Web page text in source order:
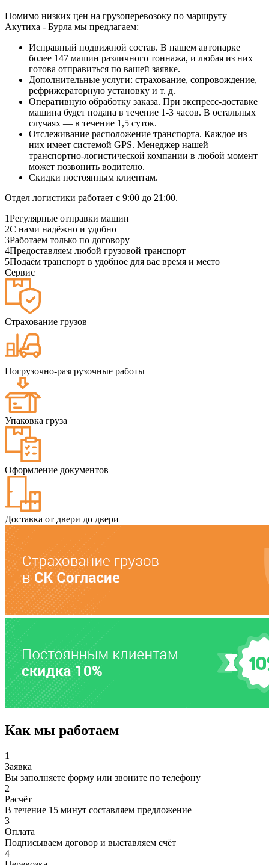
Помимо низких цен на грузоперевозоку по маршруту
Акутиха - Бурла мы предлагаем:
Исправный подвижной состав. В нашем автопарке
более 147 машин различного тоннажа, и любая из них
готова отправиться по вашей заявке.
Дополнительные услуги: страхование, сопровождение,
рефрижераторную установку и т. д.
Оперативную обработку заказа. При экспресс-доставке
машина будет подана в течение 1-3 часов. В остальных
случаях — в течение 1,5 суток.
Отслеживание расположение транспорта. Каждое из
них имеет системой GPS. Менеджер нашей
транспортно-логистической компании в любой момент
может позвонить водителю.
Скидки постоянным клиентам.
Отдел логистики работает с 9:00 до 21:00.
1Регулярные отправки машин
2С нами надёжно и удобно
3Работаем только по договору
4Предоставляем любой грузовой транспорт
5Подаём транспорт в удобное для вас время и место
Сервис
Страхование грузов
Погрузочно-разгрузочные работы
Упаковка груза
Оформление документов
Доставка от двери до двери
Как мы работаем
1
Заявка
Вы заполняете форму или звоните по телефону
2
Расчёт
В течение 15 минут составляем предложение
3
Оплата
Подписываем договор и выставляем счёт
4